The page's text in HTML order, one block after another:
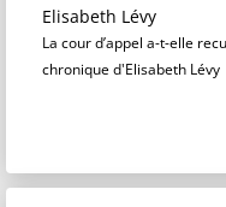
Elisabeth Lévy
La cour d’appel a-t-elle
chronique d'Elisabeth Lévy